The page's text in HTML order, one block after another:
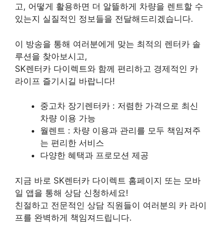
고, 어떻게 활용하면 더 알뜰하게 차량을 렌트할 수
있는지 실질적인 정보들을 전달해드리겠습니다.
이 방송을 통해 여러분에게 맞는 최적의 렌터카 솔
루션을 찾아보시고,
SK렌터카 다이렉트와 함께 편리하고 경제적인 카
라이프 즐기시길 바랍니다!
중고차 장기렌터카 : 저렴한 가격으로 최신
차량 이용 가능
월렌트 : 차량 이용과 관리를 모두 책임져주
는 편리한 서비스
다양한 혜택과 프로모션 제공
지금 바로 SK렌터카 다이렉트 홈페이지 또는 모바
일 앱을 통해 상담 신청하세요!
친절하고 전문적인 상담 직원들이 여러분의 카 라이
프를 완벽하게 책임져드립니다.